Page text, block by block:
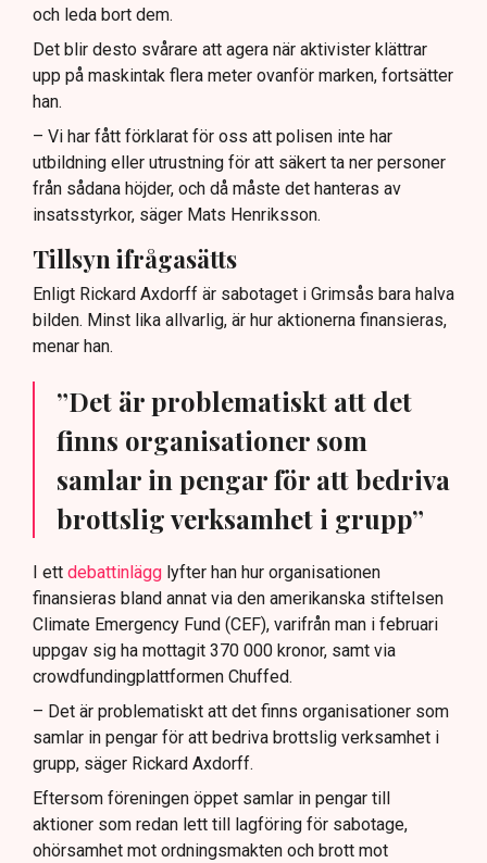
och leda bort dem.
Det blir desto svårare att agera när aktivister klättrar
upp på maskintak flera meter ovanför marken, fortsätter
han.
– Vi har fått förklarat för oss att polisen inte har
utbildning eller utrustning för att säkert ta ner personer
från sådana höjder, och då måste det hanteras av
insatsstyrkor, säger Mats Henriksson.
Tillsyn ifrågasätts
Enligt Rickard Axdorff är sabotaget i Grimsås bara halva
bilden. Minst lika allvarlig, är hur aktionerna finansieras,
menar han.
”Det är problematiskt att det
finns organisationer som
samlar in pengar för att bedriva
brottslig verksamhet i grupp”
I ett debattinlägg lyfter han hur organisationen
finansieras bland annat via den amerikanska stiftelsen
Climate Emergency Fund (CEF), varifrån man i februari
uppgav sig ha mottagit 370 000 kronor, samt via
crowdfundingplattformen Chuffed.
– Det är problematiskt att det finns organisationer som
samlar in pengar för att bedriva brottslig verksamhet i
grupp, säger Rickard Axdorff.
Eftersom föreningen öppet samlar in pengar till
aktioner som redan lett till lagföring för sabotage,
ohörsamhet mot ordningsmakten och brott mot